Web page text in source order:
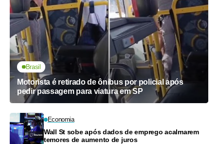
Brasil
Motorista é retirado de ônibus por policial após
pedir passagem para viatura em SP
Economia
Wall St sobe após dados de emprego acalmarem
temores de aumento de juros